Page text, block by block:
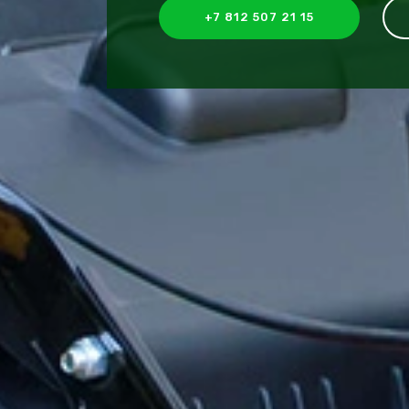
+7 812 507 21 15